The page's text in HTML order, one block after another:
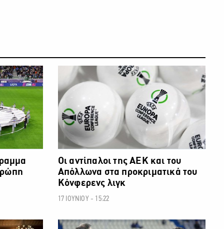
ΠΟΔΟΣΦΑΙΡΟ
Οι αντίπαλοι της ΑΕΚ και του
Απόλλωνα στα προκριματικά του
Κόνφερενς λιγκ
17 ΙΟΥΝΙΟΥ - 15:22
ΠΟΔΟΣΦΑΙΡΟ